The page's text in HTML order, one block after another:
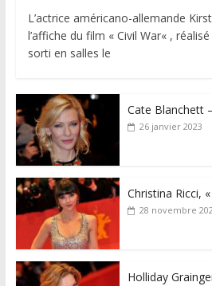
L’actrice américano-allemande
l’affiche du film « Civil War« ,
sorti en salles le
Cate Blanchett
26 janvier 2023
Christina Ricci,
28 novembre
Holliday